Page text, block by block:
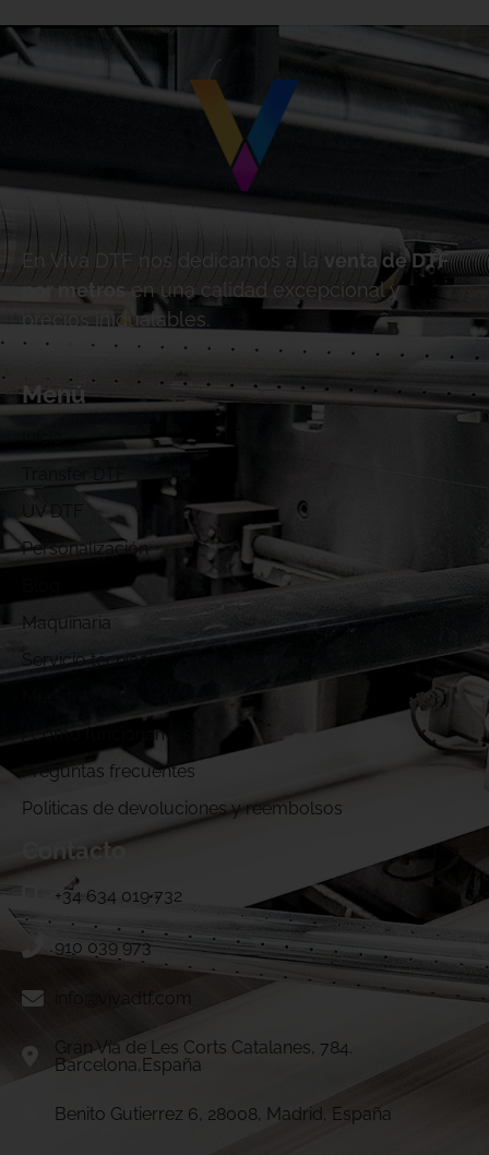
En Viva DTF nos dedicamos a la
venta de DTF
por metros
en una calidad excepcional y
precios inigualables.
Menú
UV DTF
Personalización
Maquinaria
Servicio técnico
¿Cómo funcionamos?
Preguntas frecuentes
Politicas de devoluciones y reembolsos
Contacto
+34 634 019 732
910 039 973
info@vivadtf.com
Gran Vía de Les Corts Catalanes, 784.
Barcelona,España
Benito Gutierrez 6, 28008, Madrid, España